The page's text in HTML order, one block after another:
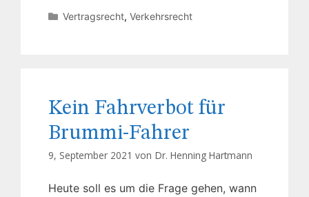
Vertragsrecht, Verkehrsrecht
Kein Fahrverbot für
Brummi-Fahrer
9, September 2021 von Dr. Henning Hartmann
Heute soll es um die Frage gehen, wann